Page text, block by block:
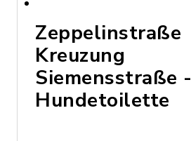
Zeppelinstraße
Kreuzung
Siemensstraße -
Hundetoilette